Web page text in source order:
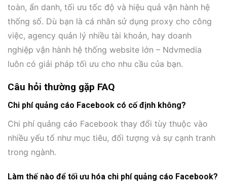
toàn, ẩn danh, tối ưu tốc độ và hiệu quả vận hành hệ
thống số. Dù bạn là cá nhân sử dụng proxy cho công
việc, agency quản lý nhiều tài khoản, hay doanh
nghiệp vận hành hệ thống website lớn – Ndvmedia
luôn có giải pháp tối ưu cho nhu cầu của bạn.
Câu hỏi thường gặp FAQ
Chi phí quảng cáo Facebook có cố định không?
Chi phí quảng cáo Facebook thay đổi tùy thuộc vào
nhiều yếu tố như mục tiêu, đối tượng và sự cạnh tranh
trong ngành.
Làm thế nào để tối ưu hóa chi phí quảng cáo Facebook?